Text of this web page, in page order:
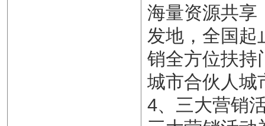
海量资源共享
发地，全国起
销全方位扶持
城市合伙人城
4、三大营销